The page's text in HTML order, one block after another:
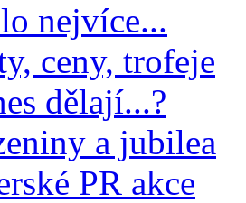
nejvíce...
ceny, trofeje
dělají...?
a jubilea
PR akce